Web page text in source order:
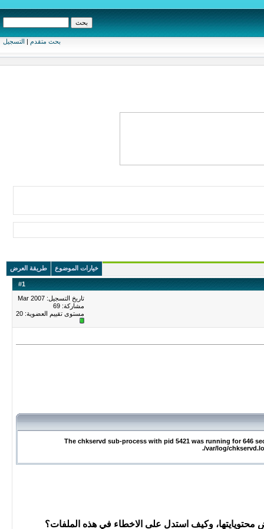
بحث متقدم | التسجيل
خيارات الموضوع طريقة العرض
#1
تاريخ التسجيل: Mar 2007
مشاركة: 69
مستوى تقييم العضوية: 20
The chkservd sub-process with pid 5421 was running for 646
/var/log/
محتويايتها، وكيف استدل على الاخطاء في هذه الملفات؟